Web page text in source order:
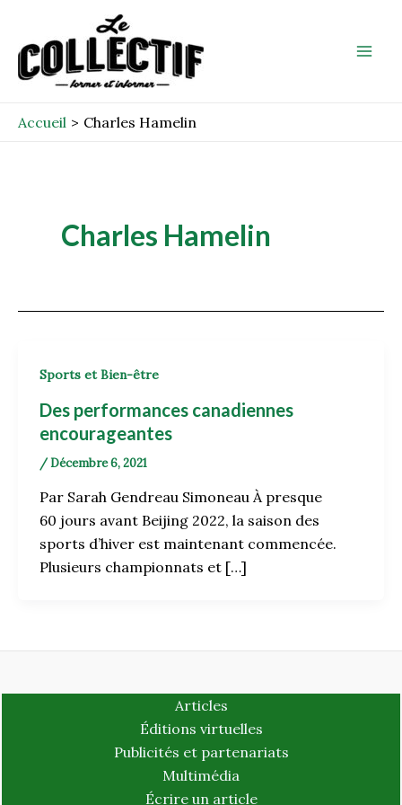
contenu
Accueil Charles Hamelin
Charles Hamelin
Sports et Bien-être
Des performances canadiennes
encourageantes
/Décembre 6, 2021
Par Sarah Gendreau Simoneau À presque
60 jours avant Beijing 2022, la saison des
sports d’hiver est maintenant commencée.
Plusieurs championnats et […]
Articles
Éditions virtuelles
Publicités et partenariats
Multimédia
Écrire un article